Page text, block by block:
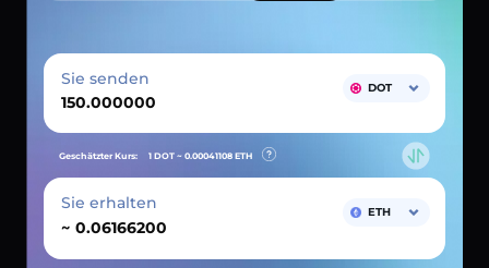
Sie senden DOT
Geschätzter Kurs: 1 DOT ~ 0.00041108 ETH
Sie erhalten
~
ETH